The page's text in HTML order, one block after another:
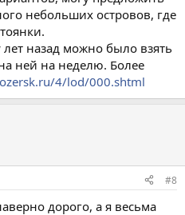
небольших островов, где
назад можно было взять
ней на неделю. Более
4/lod/000.shtml
#8
дорого, а я весьма